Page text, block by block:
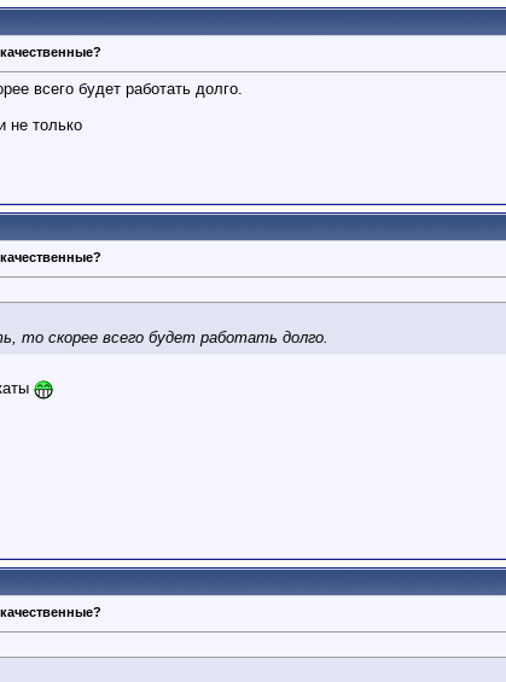
всего будет работать долго.
не только
то скорее всего будет работать долго.